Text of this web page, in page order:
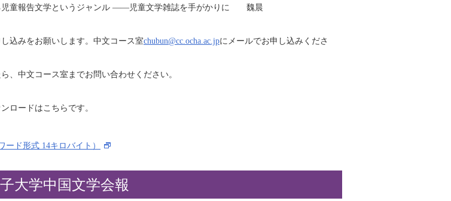
児童報告文学というジャンル ――児童文学雑誌を手がかりに 魏晨
込みをお願いします。中文コース室chubun@cc.ocha.ac.jpにメールでお申し込みくださ
、中文コース室までお問い合わせください。
ロードはこちらです。
ード形式 14キロバイト）
大学中国文学会報